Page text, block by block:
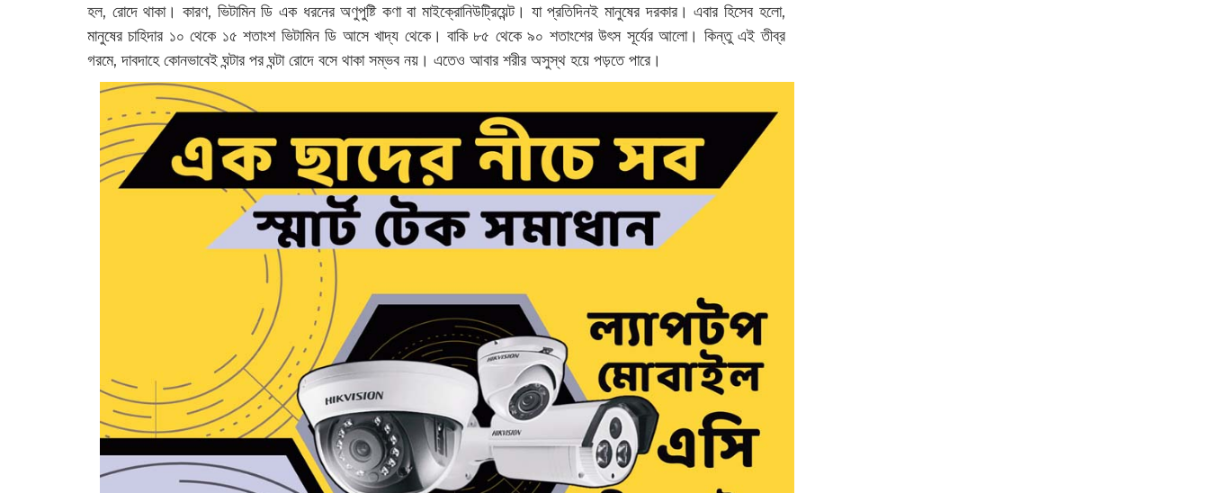
হল, রোদে থাকা। কারণ, ভিটামিন ডি এক ধরনের অণুপুষ্টি কণা বা মাইক্রোনিউট্রিয়েন্ট। যা প্রতিদিনই মানুষের দরকার। এবার হিসেব হলো,
মানুষের চাহিদার ১০ থেকে ১৫ শতাংশ ভিটামিন ডি আসে খাদ্য থেকে। বাকি ৮৫ থেকে ৯০ শতাংশের উৎস সূর্যের আলো। কিন্তু এই তীব্র
গরমে, দাবদাহে কোনভাবেই ঘন্টার পর ঘন্টা রোদে বসে থাকা সম্ভব নয়। এতেও আবার শরীর অসুস্থ হয়ে পড়তে পারে।